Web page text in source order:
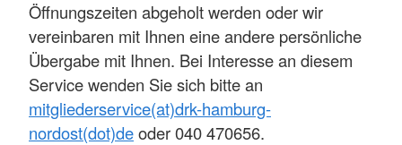
Öffnungszeiten abgeholt werden oder wir
vereinbaren mit Ihnen eine andere persönliche
Übergabe mit Ihnen. Bei Interesse an diesem
Service wenden Sie sich bitte an
mitgliederservice(at)drk-hamburg-
nordost(dot)deoder 040 470656.